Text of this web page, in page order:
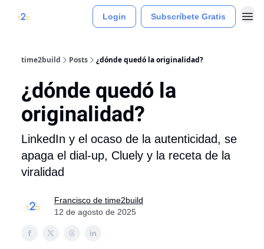
Login Subscríbete Gratis
time2build Posts ¿dónde quedó la originalidad?
¿dónde quedó la
originalidad?
LinkedIn y el ocaso de la autenticidad, se
apaga el dial-up, Cluely y la receta de la
viralidad
Francisco de time2build
12 de agosto de 2025